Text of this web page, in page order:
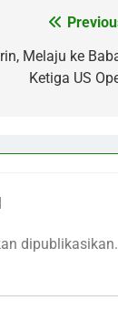
Melaju ke
Ketiga US
dipublikasikan.